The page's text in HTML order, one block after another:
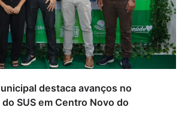
destaca avanços no
SUS em Centro Novo do